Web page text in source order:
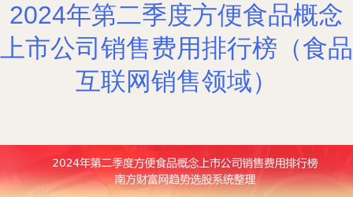
2024年第二季度方便食品概念
上市公司销售费用排行榜（食品
互联网销售领域）